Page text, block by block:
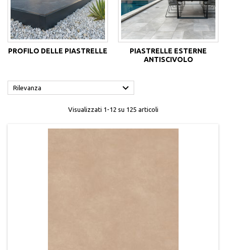
PROFILO DELLE PIASTRELLE
PIASTRELLE ESTERNE
ANTISCIVOLO
Rilevanza 
Visualizzati 1-12 su 125 articoli